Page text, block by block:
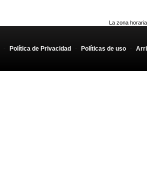
La zona
- Política de Privacidad - Políticas de uso -